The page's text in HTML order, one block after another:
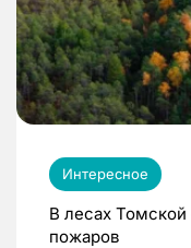
Интересное
В лесах Томской
пожаров